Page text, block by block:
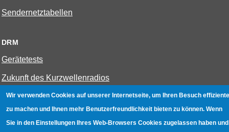
Sendernetztabellen
DRM
Gerätetests
Zukunft des Kurzwellenradios
W-LAN
Bestenliste
Wir verwenden Cookies auf unserer Internetseite, um Ihren Besuch
zu machen und Ihnen mehr Benutzerfreundlichkeit bieten zu können. Wenn
Sie in den Einstellungen Ihres Web-Browsers Cookies zugelassen haben und